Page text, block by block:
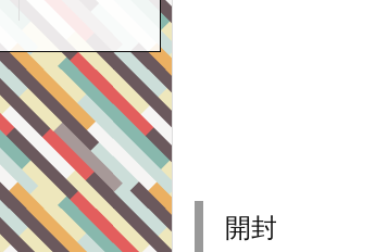
開封